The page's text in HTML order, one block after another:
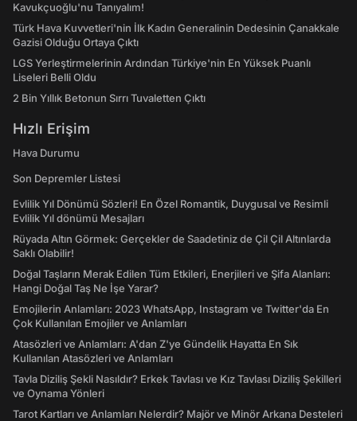
Kavukçuoğlu'nu Tanıyalım!
Türk Hava Kuvvetleri'nin İlk Kadın Generalinin Dedesinin Çanakkale
Gazisi Olduğu Ortaya Çıktı
LGS Yerleştirmelerinin Ardından Türkiye'nin En Yüksek Puanlı
Liseleri Belli Oldu
2 Bin Yıllık Betonun Sırrı Tuvaletten Çıktı
Hızlı Erişim
Hava Durumu
Son Depremler Listesi
Evlilik Yıl Dönümü Sözleri! En Özel Romantik, Duygusal ve Resimli
Evlilik Yıl dönümü Mesajları
Rüyada Altın Görmek: Gerçekler de Saadetiniz de Çil Çil Altınlarda
Saklı Olabilir!
Doğal Taşların Merak Edilen Tüm Etkileri, Enerjileri ve Şifa Alanları:
Hangi Doğal Taş Ne İşe Yarar?
Emojilerin Anlamları: 2023 WhatsApp, Instagram ve Twitter'da En
Çok Kullanılan Emojiler ve Anlamları
Atasözleri ve Anlamları: A'dan Z'ye Gündelik Hayatta En Sık
Kullanılan Atasözleri ve Anlamları
Tavla Diziliş Şekli Nasıldır? Erkek Tavlası ve Kız Tavlası Diziliş Şekilleri
ve Oynama Yönleri
Tarot Kartları ve Anlamları Nelerdir? Majör ve Minör Arkana Desteleri